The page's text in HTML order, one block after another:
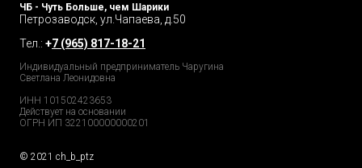
ЧБ - Чуть Больше, чем Шарики
Петрозаводск, ул.Чапаева, д.50
Тел.: +7 (965) 817-18-21
Индивидуальный предприниматель Чаругина
Светлана Леонидовна
ИНН 101502423653
Действует на основании
ОГРН ИП 322100000000201
© 2021 ch_b_ptz